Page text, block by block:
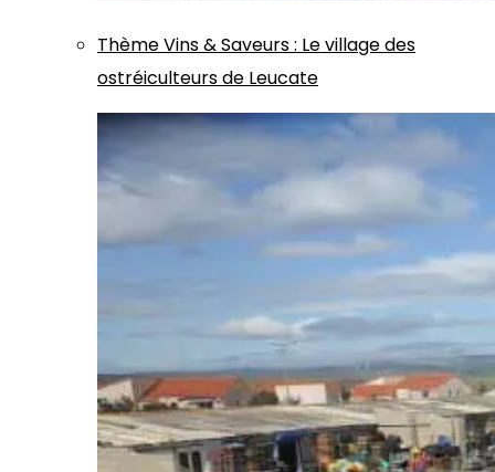
ThèmeVins & Saveurs: Le village des
ostréiculteurs de Leucate